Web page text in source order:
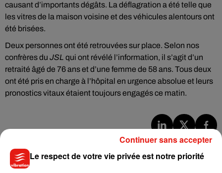
causant d’importants dégâts. La déflagration a été telle que
les vitres de la maison voisine et des véhicules alentours ont
été brisées.
Deux personnes ont été retrouvées sur place. Selon nos
confrères du JSL qui ont révélé l’information, il s’agit d’un
retraité âgé de 76 ans et d’une femme de 58 ans. Tous deux
ont été pris en charge à l’hôpital en urgence absolue et leurs
pronostics vitaux étaient toujours engagés ce matin.
Le respect de votre vie privée est notre priorité
Continuer sans accepter